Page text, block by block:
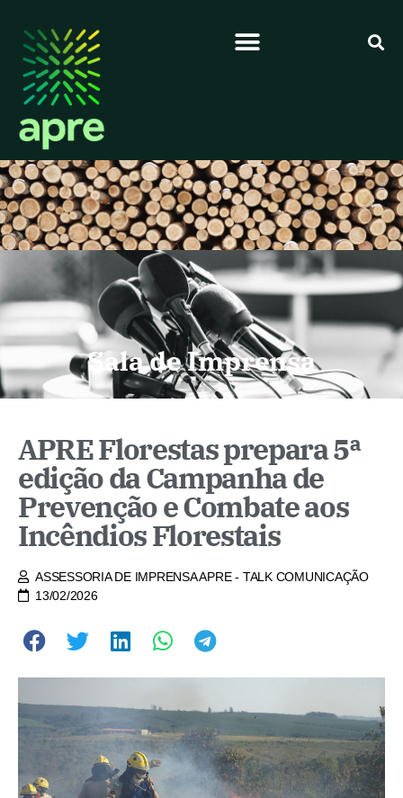
Sala de Imprensa
APRE Florestas prepara 5ª
edição da Campanha de
Prevenção e Combate aos
Incêndios Florestais
ASSESSORIA DE IMPRENSA APRE - TALK COMUNICAÇÃO
13/02/2026